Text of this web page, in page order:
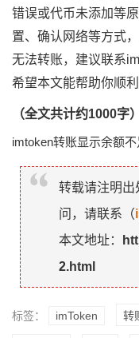
错误或代币未添加等
置、确认网络等方式
无法转账，建议联系
希望本文能帮助你顺
（全文共计约1000字）
imtoken转账显示余额
转载请注明出
问，请联系（
本文地址：
2.html
标签： imToken 转